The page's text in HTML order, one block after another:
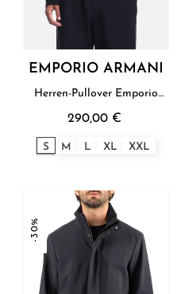
EMPORIO ARMANI
Herren-Pullover Emporio
290,00 €
S M L XL XXL
-30%